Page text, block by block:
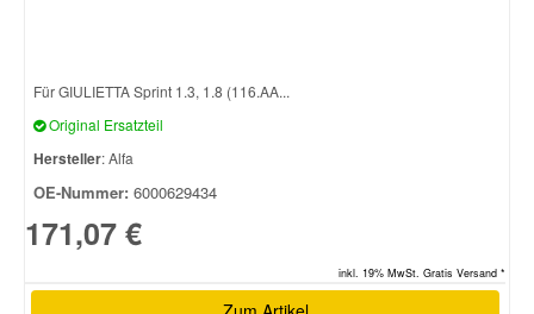
Für GIULIETTA Sprint 1.3, 1.8 (116.AA...
Original Ersatzteil
Hersteller: Alfa
OE-Nummer: 6000629434
171,07 €
inkl. 19% MwSt. Gratis Versand *